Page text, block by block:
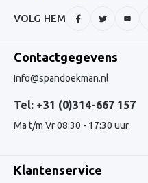
VOLG HEM
Contactgegevens
Info@spandoekman.nl
Tel: +31 (0)314-667 157
Ma t/m Vr 08:30 - 17:30 uur
Klantenservice